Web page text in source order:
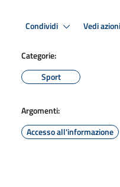
Condividi Vedi azioni
Categorie:
Sport
Argomenti:
Accesso all'informazione